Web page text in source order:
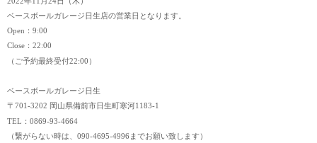
ベースボールガレージ日生店の営業日となります。
Open：9:00
Close：22:00
（ご予約最終受付22:00）
ベースボールガレージ日生
〒701-3202 岡山県備前市日生町寒河1183-1
TEL：0869-93-4664
（繋がらない時は、090-4695-4996までお願い致します）